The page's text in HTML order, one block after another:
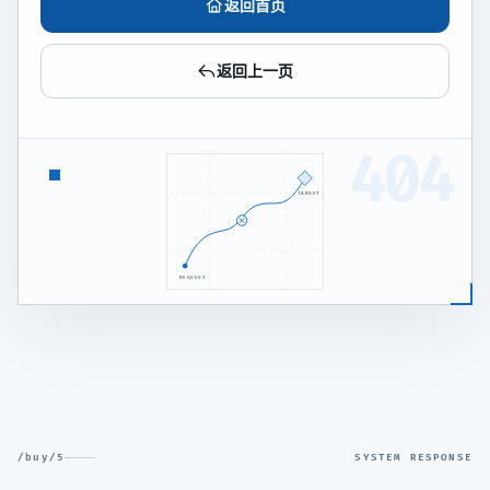
返回首页
返回上一页
REQUEST
TARGET
/buy/5 SYSTEM RESPONSE